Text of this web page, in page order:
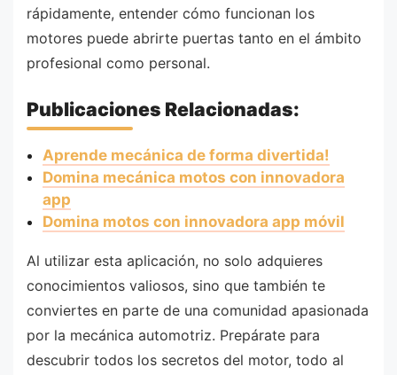
rápidamente, entender cómo funcionan los
motores puede abrirte puertas tanto en el ámbito
profesional como personal.
Publicaciones Relacionadas:
Aprende mecánica de forma divertida!
Domina mecánica motos con innovadora
app
Domina motos con innovadora app móvil
Al utilizar esta aplicación, no solo adquieres
conocimientos valiosos, sino que también te
conviertes en parte de una comunidad apasionada
por la mecánica automotriz. Prepárate para
descubrir todos los secretos del motor, todo al